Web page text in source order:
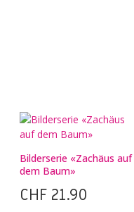
Bilderserie «Zachäus auf
dem Baum»
CHF 21.90